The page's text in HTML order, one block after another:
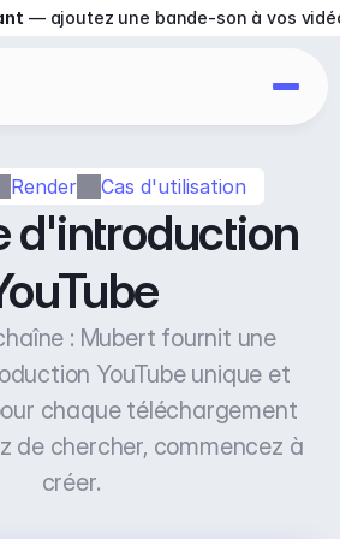
Render Cas d'utilisation
d'introduction
: Mubert fournit une
YouTube unique et
chaque téléchargement
de chercher, commencez à
créer.
— ajoutez une bande-son à vos